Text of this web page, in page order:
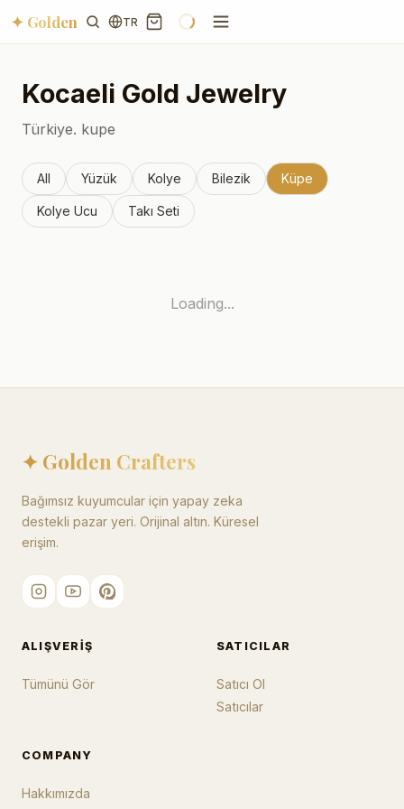
✦ Golden TR
Kocaeli Gold Jewelry
Türkiye. kupe
All Yüzük Kolye Bilezik Küpe
Kolye Ucu Takı Seti
Loading...
✦ Golden Crafters
Bağımsız kuyumcular için yapay zeka
destekli pazar yeri. Orijinal altın. Küresel
erişim.
ALIŞVERIŞ
Tümünü Gör
SATICILAR
Satıcı Ol
Satıcılar
COMPANY
Hakkımızda